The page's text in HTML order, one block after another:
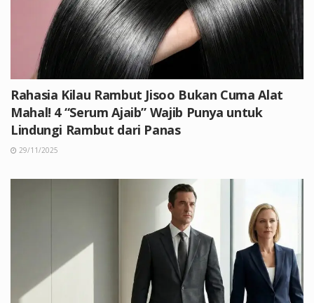
Rahasia Kilau Rambut Jisoo Bukan Cuma Alat
Mahal! 4 “Serum Ajaib” Wajib Punya untuk
Lindungi Rambut dari Panas
29/11/2025